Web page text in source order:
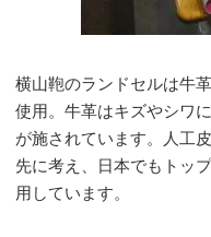
横山鞄のランドセルは牛
使用。牛革はキズやシワ
が施されています。人工
先に考え、日本でもトッ
用しています。